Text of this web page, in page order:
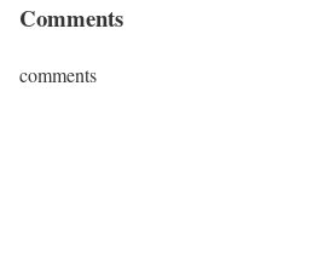
Comments
comments